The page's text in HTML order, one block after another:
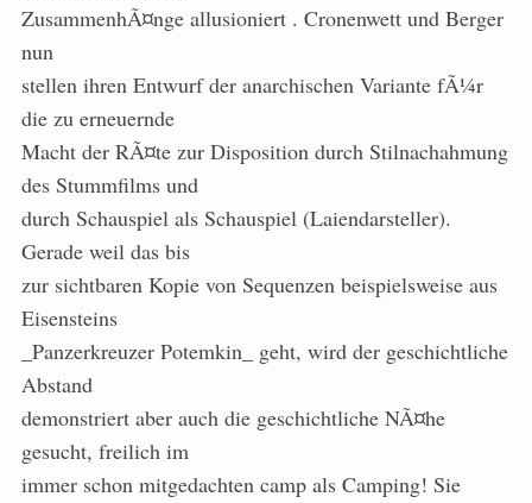
ZusammenhÃ¤nge allusioniert . Cronenwett und Berger
nun
stellen ihren Entwurf der anarchischen Variante fÃ¼r
die zu erneuernde
Macht der RÃ¤te zur Disposition durch Stilnachahmung
des Stummfilms und
durch Schauspiel als Schauspiel (Laiendarsteller).
Gerade weil das bis
zur sichtbaren Kopie von Sequenzen beispielsweise aus
Eisensteins
_Panzerkreuzer Potemkin_ geht, wird der geschichtliche
Abstand
demonstriert aber auch die geschichtliche NÃ¤he
gesucht, freilich im
immer schon mitgedachten camp als Camping! Sie